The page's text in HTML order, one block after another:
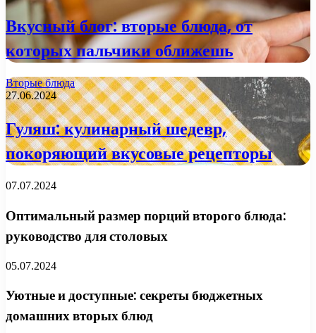
Вкусный блог: вторые блюда, от
которых пальчики оближешь
Вторые блюда
27.06.2024
Гуляш: кулинарный шедевр,
покоряющий вкусовые рецепторы
07.07.2024
Оптимальный размер порций второго блюда:
руководство для столовых
05.07.2024
Уютные и доступные: секреты бюджетных
домашних вторых блюд